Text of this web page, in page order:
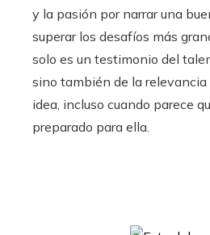
y la pasión por narrar una
superar los desafíos más
solo es un testimonio del
sino también de la
idea, incluso cuando parece
preparado para ella.